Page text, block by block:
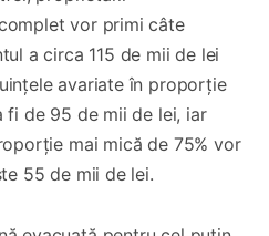
vor primi câte
a circa 115 de mii de lei
avariate în proporție
fi de 95 de mii de lei, iar
mai mică de 75% vor
55 de mii de lei.